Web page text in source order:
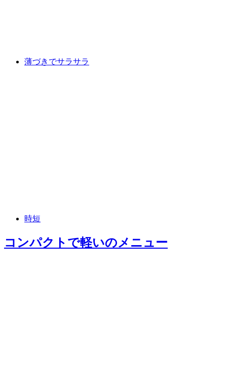
薄づきでサラサラ
時短
コンパクトで軽いのメニュー